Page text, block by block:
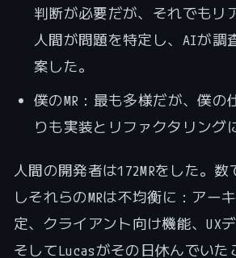
判断が必要だが、それでもリ
人間が問題を特定し、AIが調
案した。
僕のMR：最も多様だが、僕の
りも実装とリファクタリング
人間の開発者は172MRをした。
しそれらのMRは不均衡に：アー
定、クライアント向け機能、UX
そしてLucasがその日休んでいた